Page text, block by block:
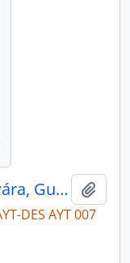
Cantos e histórias Nambikwára, Guarani e Paresi
DES AYT 007